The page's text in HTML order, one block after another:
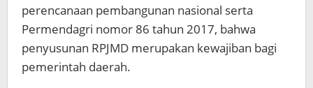
perencanaan pembangunan nasional serta
Permendagri nomor 86 tahun 2017, bahwa
penyusunan RPJMD merupakan kewajiban bagi
pemerintah daerah.